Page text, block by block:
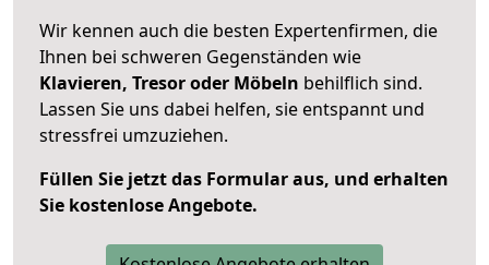
Wir kennen auch die besten Expertenfirmen, die
Ihnen bei schweren Gegenständen wie
Klavieren, Tresor oder Möbeln behilflich sind.
Lassen Sie uns dabei helfen, sie entspannt und
stressfrei umzuziehen.
Füllen Sie jetzt das Formular aus, und erhalten
Sie kostenlose Angebote.